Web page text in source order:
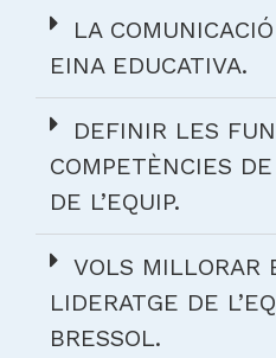
LA
EINA EDUCATIVA.
DEFINIR LES
COMPETÈNCIES
DE L’EQUIP.
VOLS MILLORAR
LIDERATGE DE
BRESSOL.